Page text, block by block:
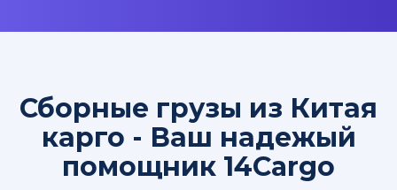
Сборные грузы из Китая
карго - Ваш надежый
помощник 14Cargo